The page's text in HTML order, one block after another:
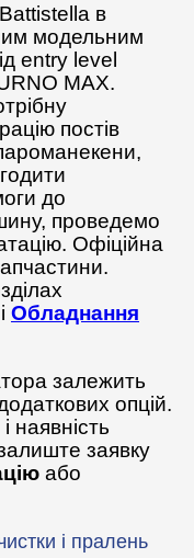
в
модельним
entry level
MAX.
постів
до
проведемо
Офіційна
і Обладнання
залежить
опцій.
наявність
заявку
або
і пралень